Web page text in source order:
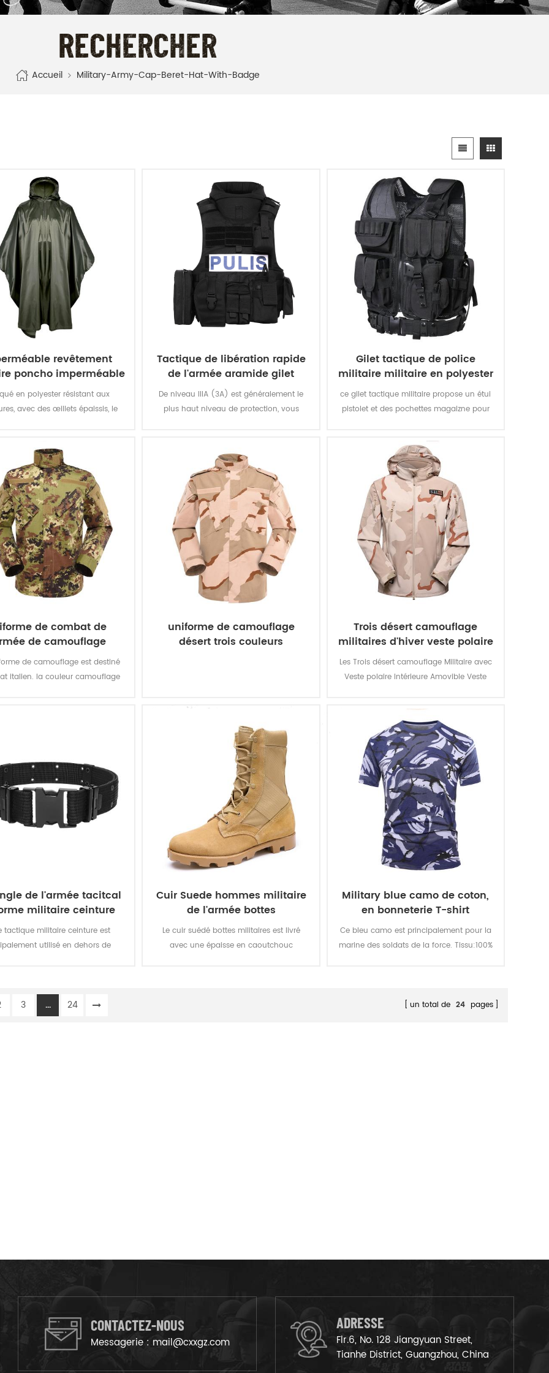
RECHERCHER
Accueil Military-Army-Cap-Beret-Hat-With-Badge
revêtement
poncho imperméable
militaire
en polyester résistant aux
avec des œillets épaissis, le
en permanence et extrêmement
à l'abrasion et au déchirement.
Tactique de libération rapide
de l'armée aramide gilet
pare-balles
De niveau IIIA (3A) est généralement le
plus haut niveau de protection, vous
air comprimé à un .44 magnum. C'est une
grande protection. Ne vous contentez pas
d'autres vestes que l'offre de niveau IIA ou
de niveau II.
Gilet tactique de police
militaire militaire en polyester
600D
ce gilet tactique militaire propose un étui
pistolet et des pochettes magaizne pour
polyester avec revêtement pvc rend le
gilet durable et imperméable.
de combat de
de camouflage
végétarien italien
de camouflage est destiné
italien. la couleur camouflage
uniforme de camouflage
désert trois couleurs
Trois désert camouflage
militaires d'hiver veste polaire
Les Trois désert camouflage Militaire avec
Veste polaire Intérieure Amovible Veste
tissage.
de l'armée tacitcal
militaire ceinture
tactique militaire ceinture est
utilisé en dehors de
Cuir Suede hommes militaire
de l'armée bottes
Le cuir suédé bottes militaires est livré
avec une épaisse en caoutchouc
Military blue camo de coton,
en bonneterie T-shirt
Ce bleu camo est principalement pour la
marine des soldats de la force. Tissu:100%
solidité de la couleur de l'éclairage, de le
3 ... 24 un total de 24 pages
CONTACTEZ-NOUS
Messagerie : mail@cxxgz.com
ADRESSE
Flr.6, No. 128 Jiangyuan Street,
Tianhe District, Guangzhou, China